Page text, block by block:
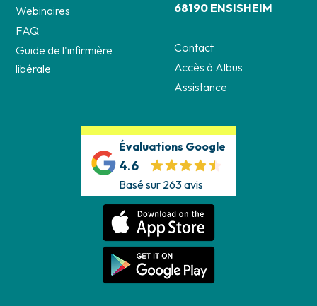
Webinaires
FAQ
Guide de l'infirmière
libérale
68190 ENSISHEIM
Contact
Accès à Albus
Assistance
Évaluations Google
4.6
Basé sur 263 avis